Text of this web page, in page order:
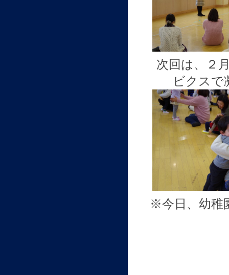
次回は、２
ビクスで
※今日、幼稚